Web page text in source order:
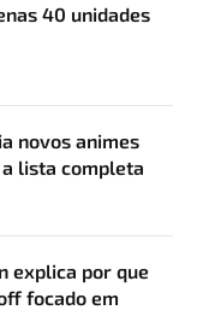
40 unidades
novos animes
lista completa
explica por que
focado em